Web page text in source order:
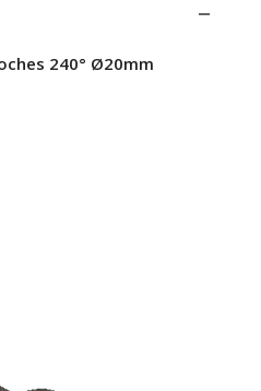
240° Ø20mm